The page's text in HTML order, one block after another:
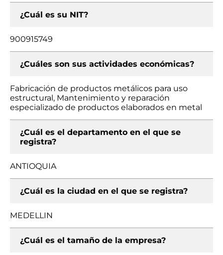
¿Cuál es su NIT?
900915749
¿Cuáles son sus actividades económicas?
Fabricación de productos metálicos para uso
estructural, Mantenimiento y reparación
especializado de productos elaborados en metal
¿Cuál es el departamento en el que se
registra?
ANTIOQUIA
¿Cuál es la ciudad en el que se registra?
MEDELLIN
¿Cuál es el tamaño de la empresa?